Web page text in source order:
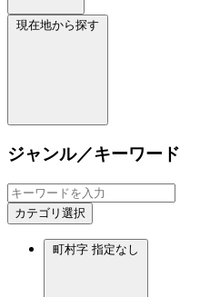
現在地から探す
ジャンル／キーワード
カテゴリ選択
町村字 指定なし